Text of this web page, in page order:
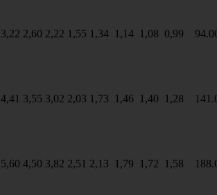
3,22 2,60 2,22 1,55 1,34 1,14 1,08 0,99
4,41 3,55 3,02 2,03 1,73 1,46 1,40 1,28
5,60 4,50 3,82 2,51 2,13 1,79 1,72 1,58